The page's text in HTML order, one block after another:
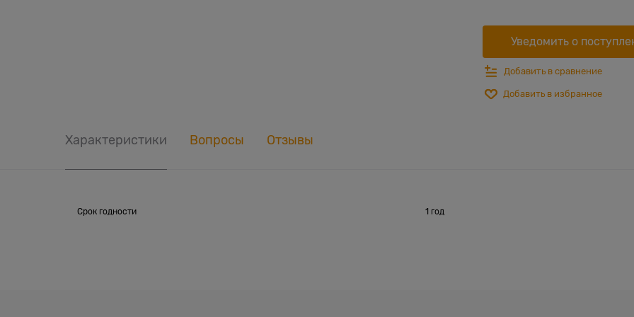
Уведомить о
Добавить в сравнение
Добавить в избранное
Характеристики Вопросы Отзывы
Срок годности 1 год